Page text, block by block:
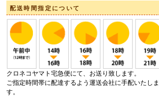
配送時間指定について
クロネコヤマト宅急便にて、お送り致します。
ご指定時間帯に配達するよう運送会社に手配いたしま
す。